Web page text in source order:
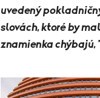
uvedený
slovách, ktoré by
znamienka chýbajú,